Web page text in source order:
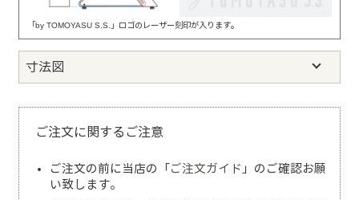
「by TOMOYASU S.S.」ロゴのレーザー刻印が入ります。
寸法図
ご注文に関するご注意
ご注文の前に当店の「 ご注文ガイド 」のご確認お願
い致します。